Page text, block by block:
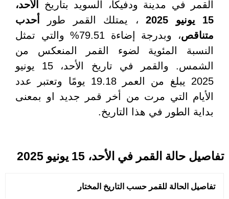
القمر في مدينة ودفيكا، السويد بتاريخ
الأحد،
15 يونيو 2025
، يمتلك القمر طور
أحدب
متناقص
، وبدرجة إضاءة 79.51% والتي تمثل
النسبة المئوية لضوء القمر المنعكس من
الشمس. والقمر في تاريخ الأحد، 15 يونيو
2025 يبلغ من العمر 19.18 يومًا وتعتبر عدد
الأيام التي مرت من أخر قمر جديد او بمعنى
بداية الطور في هذا التاريخ.
تفاصيل حالة القمر في الأحد، 15 يونيو 2025
تفاصيل الحالة للقمر حسب التاريخ المختار